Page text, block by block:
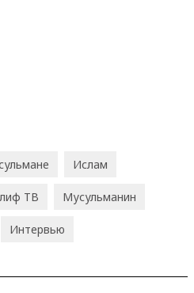
Ислам
ТВ Мусульманин
Интервью